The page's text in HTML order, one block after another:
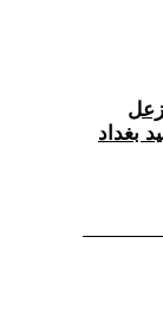
بغداد